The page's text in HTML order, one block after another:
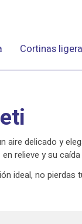
Cortinas
aire delicado y
relieve y su
ideal, no pierdas